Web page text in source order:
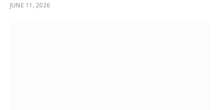
JUNE 11, 2026